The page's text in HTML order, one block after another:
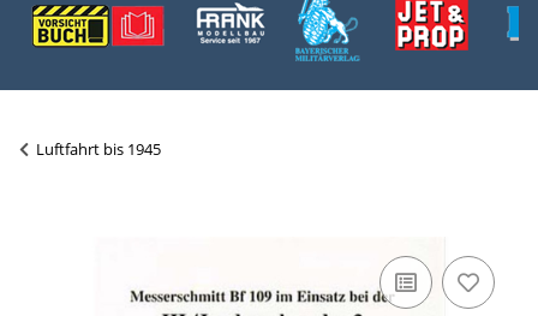
Luftfahrt bis 1945